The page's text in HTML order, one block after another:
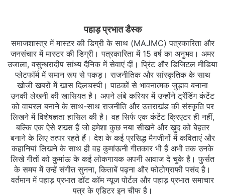
पहाड़ प्रभात डैस्क
समाजशास्त्र में मास्टर की डिग्री के साथ (MAJMC) पत्रकारिता और
जनसंचार में मास्टर की डिग्री। पत्रकारिता में 15 वर्ष का अनुभव। अमर
उजाला, वसुन्धरादीप सांध्य दैनिक में सेवाएं दीं। प्रिंट और डिजिटल मीडिया
प्लेटफॉर्म में समान रूप से पकड़। राजनीतिक और सांस्कृतिक के साथ
खोजी खबरों में खास दिलचस्‍पी। पाठकों से भावनात्मक जुड़ाव बनाना
उनकी लेखनी की खासियत है। अपने लंबे करियर में उन्होंने ट्रेंडिंग कंटेंट
को वायरल बनाने के साथ-साथ राजनीति और उत्तराखंड की संस्कृति पर
लिखने में विशेषज्ञता हासिल की है। वह सिर्फ एक कंटेंट क्रिएटर ही नहीं,
बल्कि एक ऐसे शख्स हैं जो हमेशा कुछ नया सीखने और ख़ुद को बेहतर
बनाने के लिए तत्पर रहते हैं। देश के कई प्रसिद्ध मैगजीनों में कविताएं और
कहानियां लिखने के साथ ही वह कुमांऊनी गीतकार भी हैं अभी तक उनके
लिखे गीतों को कुमांऊ के कई लोकगायक अपनी आवाज दे चुके है। फुर्सत
के समय में उन्हें संगीत सुनना, किताबें पढ़ना और फोटोग्राफी पसंद है।
वर्तमान में पहाड़ प्रभात डॉट कॉम न्यूज पोर्टल और पहाड़ प्रभात समाचार
पत्र के एडिटर इन चीफ है।